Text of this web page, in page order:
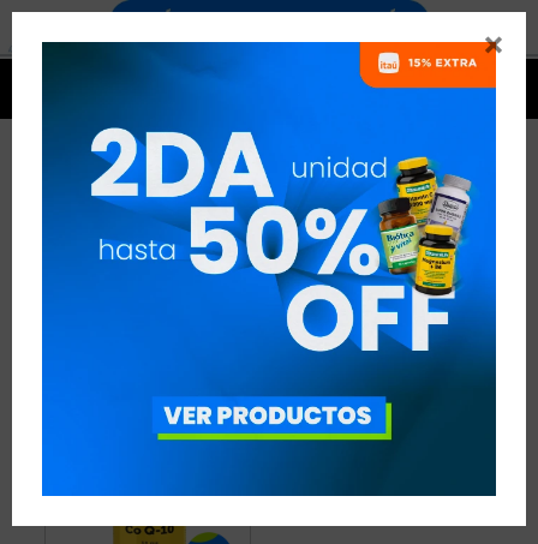

CO Q10 / UBIQUINOL NATURAL
LIFE
CO Q10 / UBIQUINOL
NATURAL LIFE
RECOMENDADOS